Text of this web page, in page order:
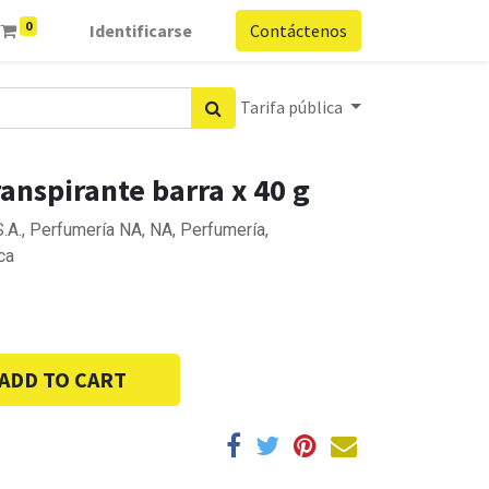
0 Identificarse Contáctenos
Tarifa pública
barra x 40 g
Perfumería NA, NA, Perfumería,
TO CART